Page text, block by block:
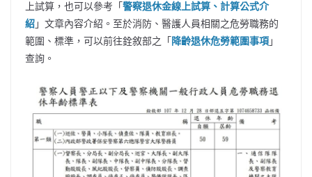
上試算，也可以參考「警察退休金線上試算、計算公式介
紹」文章內容介紹。至於消防、醫護人員相關之危勞職務的
範圍、標準，可以前往銓敘部之「降齡退休危勞範圍事項」
查詢。